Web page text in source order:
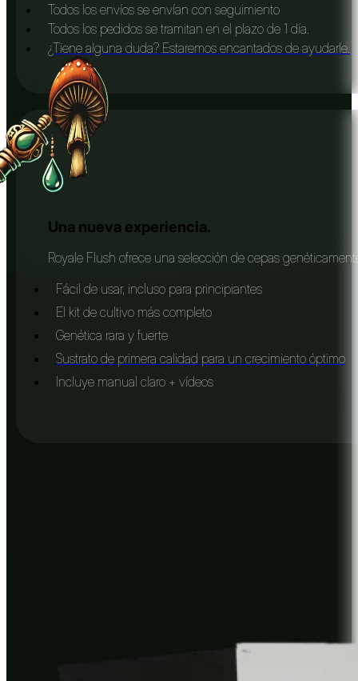
Todos los envíos se envían con seguimiento
Todos los pedidos se tramitan en el plazo de 1 día.
¿Tiene alguna duda? Estaremos encantados de ayudarle.
Una nueva experiencia.
Royale Flush ofrece una selección de cepas
Fácil de usar, incluso para principiantes
El kit de cultivo más completo
Genética rara y fuerte
Sustrato de primera calidad para un crecimiento óptimo
Incluye manual claro + vídeos